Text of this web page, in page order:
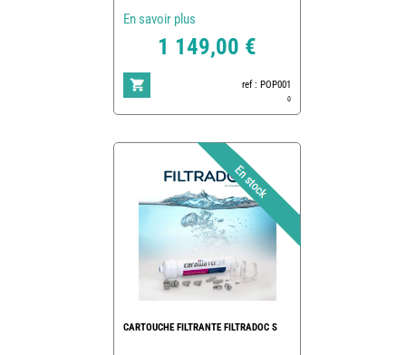
En savoir plus
1 149,00 €
ref : POP001
0
CARTOUCHE FILTRANTE FILTRADOC S